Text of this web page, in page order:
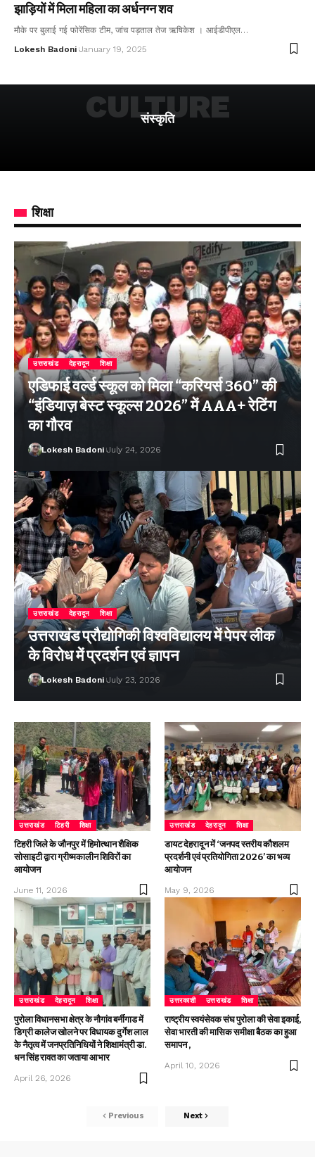
झाड़ियों में मिला महिला का अर्धनग्न शव
मौके पर बुलाई गई फोरेंसिक टीम, जांच पड़ताल तेज ऋषिकेश । आईडीपीएल…
Lokesh Badoni January 19, 2025
संस्कृति
CULTURE
शिक्षा
उत्तराखंड देहरादून शिक्षा
एडिफाई वर्ल्ड स्कूल को मिला “करियर्स 360” की
“इंडियाज़ बेस्ट स्कूल्स 2026” में AAA+ रेटिंग
का गौरव
Lokesh Badoni July 24, 2026
उत्तराखंड देहरादून शिक्षा
उत्तराखंड प्रौद्योगिकी विश्वविद्यालय में पेपर लीक
के विरोध में प्रदर्शन एवं ज्ञापन
Lokesh Badoni July 23, 2026
उत्तराखंड टिहरी शिक्षा
टिहरी जिले के जौनपुर में हिमोत्थान शैक्षिक
सोसाइटी द्वारा ग्रीष्मकालीन शिविरों का
आयोजन
June 11, 2026
उत्तराखंड देहरादून शिक्षा
डायट देहरादून में ‘जनपद स्तरीय कौशलम
प्रदर्शनी एवं प्रतियोगिता 2026’ का भव्य
आयोजन
May 9, 2026
उत्तराखंड देहरादून शिक्षा
पुरोला विधानसभा क्षेत्र के नौगांव बर्नीगाड में
डिग्री कालेज खोलने पर विधायक दुर्गेश लाल
के नैतृत्व में जनप्रतिनिधियों ने शिक्षामंत्री डा.
धन सिंह रावत का जताया आभार
April 26, 2026
उत्तरकाशी उत्तराखंड शिक्षा
राष्ट्रीय स्वयंसेवक संघ पुरोला की सेवा इकाई,
सेवा भारती की मासिक समीक्षा बैठक का हुआ
समापन ,
April 10, 2026
Previous Next